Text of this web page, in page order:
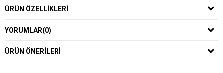
ÜRÜN ÖZELLIKLERI
YORUMLAR(0)
ÜRÜN ÖNERILERI